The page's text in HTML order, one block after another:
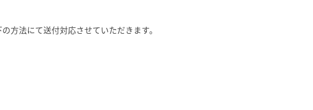
方法にて送付対応させていただきます。